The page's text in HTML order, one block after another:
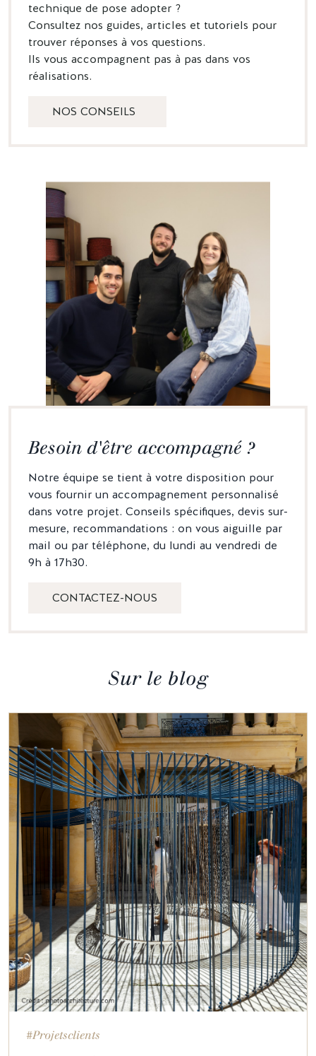
technique de pose adopter ?
Consultez nos guides, articles et tutoriels pour
trouver réponses à vos questions.
Ils vous accompagnent pas à pas dans vos
réalisations.
NOS CONSEILS
Besoin d'être accompagné ?
Notre équipe se tient à votre disposition pour
vous fournir un accompagnement personnalisé
dans votre projet. Conseils spécifiques, devis sur-
mesure, recommandations : on vous aiguille par
mail ou par téléphone, du lundi au vendredi de
9h à 17h30.
CONTACTEZ-NOUS
Sur le blog
#Projetsclients